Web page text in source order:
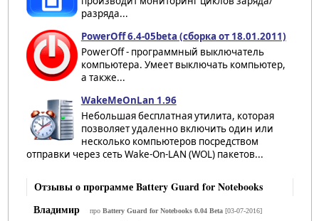
разряда...
PowerOff 6.4-05beta (сборка от 18.01.2011)
PowerOff - программный выключатель
компьютера. Умеет выключать компьютер,
а также...
WakeMeOnLan 1.96
Небольшая бесплатная утилита, которая
позволяет удаленно включить один или
несколько компьютеров посредством
отправки через сеть Wake-On-LAN (WOL) пакетов...
Отзывы о программе Battery Guard for Notebooks
Владимир
про Battery Guard for Notebooks 0.04 Beta[03-07-2016]